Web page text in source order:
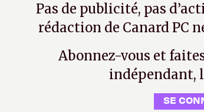
Pas de publicité, pas
rédaction de Canard PC
Abonnez-vous et
indépendant,
SE